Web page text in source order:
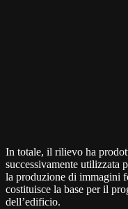
In totale, il rilievo ha
successivamente utilizzata
la produzione di immagini
costituisce la base per il
dell’edificio.